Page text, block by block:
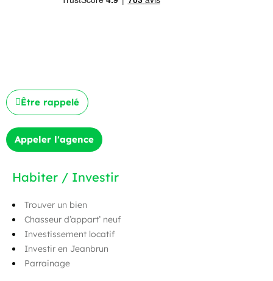
Être rappelé
Appeler l'agence
Habiter / Investir
Trouver un bien
Chasseur d’appart’ neuf
Investissement locatif
Investir en Jeanbrun
Parrainage